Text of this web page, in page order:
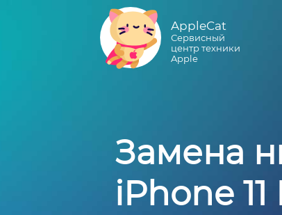
AppleCat
Сервисный
центр техники
Apple
Замена
iPhone